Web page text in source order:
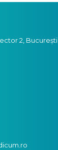
2, București